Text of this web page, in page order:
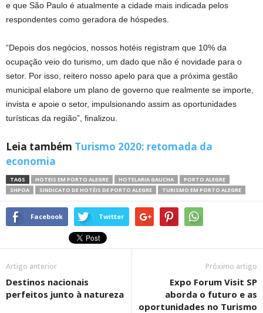
e que São Paulo é atualmente a cidade mais indicada pelos
respondentes como geradora de hóspedes.
“Depois dos negócios, nossos hotéis registram que 10% da
ocupação veio do turismo, um dado que não é novidade para o
setor. Por isso, reitero nosso apelo para que a próxima gestão
municipal elabore um plano de governo que realmente se importe,
invista e apoie o setor, impulsionando assim as oportunidades
turísticas da região”, finalizou.
Leia também Turismo 2020: retomada da
economia
TAGS HOTEIS EM PORTO ALEGRE HOTELARIA GAUCHA
PORTO ALEGRE
SHPOA
SINDICATO DE HOTÉIS DE PORTO ALEGRE TURISMO EM PORTO ALEGRE
Facebook Twitter
Artigo anterior
Destinos nacionais
perfeitos junto à natureza
Próximo artigo
Expo Forum Visit SP
aborda o futuro e as
oportunidades no Turismo